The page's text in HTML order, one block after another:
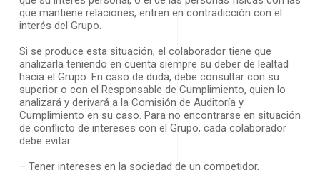
que mantiene relaciones, entren en contradicción con el
interés del Grupo.
Si se produce esta situación, el colaborador tiene que
analizarla teniendo en cuenta siempre su deber de lealtad
hacia el Grupo. En caso de duda, debe consultar con su
superior o con el Responsable de Cumplimiento, quien lo
analizará y derivará a la Comisión de Auditoría y
Cumplimiento en su caso. Para no encontrarse en situación
de conflicto de intereses con el Grupo, cada colaborador
debe evitar:
– Tener intereses en la sociedad de un competidor,